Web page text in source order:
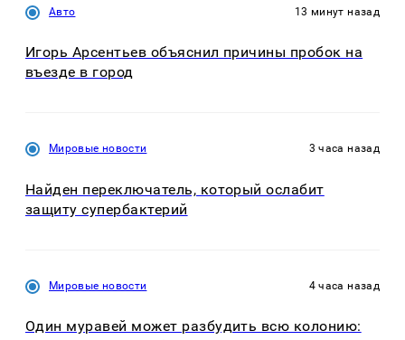
Авто 13 минут назад
Игорь Арсентьев объяснил причины пробок на
въезде в город
Мировые новости 3 часа назад
Найден переключатель, который ослабит
защиту супербактерий
Мировые новости 4 часа назад
Один муравей может разбудить всю колонию: